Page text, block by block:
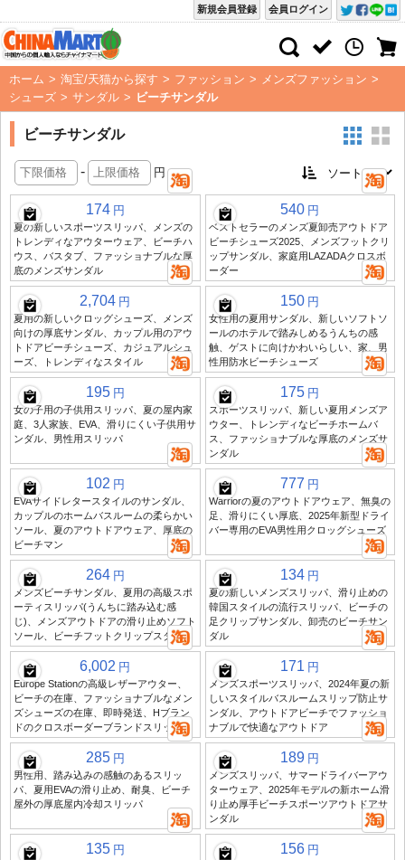
会員ログイン
新規会員登録
ホーム > 淘宝/天猫から探す > ファッション > メンズファッション >
シューズ > サンダル > ビーチサンダル
ビーチサンダル
- 円
174 円
夏の新しいスポーツスリッパ、メンズの
トレンディなアウターウェア、ビーチハ
ウス、バスタブ、ファッショナブルな厚
底のメンズサンダル
540 円
ベストセラーのメンズ夏卸売アウトドア
ビーチシューズ2025、メンズフットクリ
ップサンダル、家庭用LAZADAクロスボ
ーダー
2,704 円
夏用の新しいクロッグシューズ、メンズ
向けの厚底サンダル、カップル用のアウ
トドアビーチシューズ、カジュアルシュ
ーズ、トレンディなスタイル
150 円
女性用の夏用サンダル、新しいソフトソ
ールのホテルで踏みしめるうんちの感
触、ゲストに向けかわいらしい、家、男
性用防水ビーチシューズ
195 円
女の子用の子供用スリッパ、夏の屋内家
庭、3人家族、EVA、滑りにくい子供用サ
ンダル、男性用スリッパ
175 円
スポーツスリッパ、新しい夏用メンズア
ウター、トレンディなビーチホームバ
ス、ファッショナブルな厚底のメンズサ
ンダル
102 円
EVAサイドレタースタイルのサンダル、
カップルのホームバスルームの柔らかい
ソール、夏のアウトドアウェア、厚底の
ビーチマン
777 円
Warriorの夏のアウトドアウェア、無臭の
足、滑りにくい厚底、2025年新型ドライ
バー専用のEVA男性用クロッグシューズ
264 円
メンズビーチサンダル、夏用の高級スポ
ーティスリッパ(うんちに踏み込む感
じ)、メンズアウトドアの滑り止めソフト
ソール、ビーチフットクリップスタイル
134 円
夏の新しいメンズスリッパ、滑り止めの
韓国スタイルの流行スリッパ、ビーチの
足クリップサンダル、卸売のビーチサン
ダル
6,002 円
Europe Stationの高級レザーアウター、
ビーチの在庫、ファッショナブルなメン
ズシューズの在庫、即時発送、Hブラン
ドのクロスボーダーブランドスリッパ
171 円
メンズスポーツスリッパ、2024年夏の新
しいスタイルバスルームスリップ防止サ
ンダル、アウトドアビーチでファッショ
ナブルで快適なアウトドア
285 円
男性用、踏み込みの感触のあるスリッ
パ、夏用EVAの滑り止め、耐臭、ビーチ
屋外の厚底屋内冷却スリッパ
189 円
メンズスリッパ、サマードライバーアウ
ターウェア、2025年モデルの新ホーム滑
り止め厚手ビーチスポーツアウトドアサ
ンダル
135 円 156 円